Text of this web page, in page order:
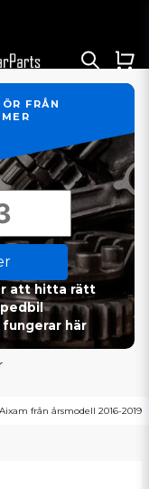
FRÅN
att hitta rätt
här
från årsmodell 2016-2019